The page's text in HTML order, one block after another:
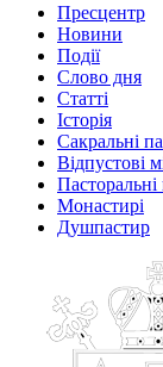
Пресцентр
Новини
Події
Слово дня
Статті
Історія
Сакральні
Відпустові
Монастирі
Душпастир